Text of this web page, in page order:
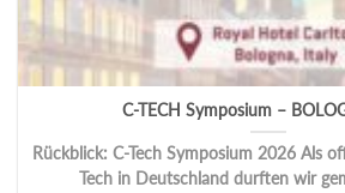
C-TECH Symposium –
Rückblick: C-Tech Symposium 2026 Als
Tech in Deutschland durften wir